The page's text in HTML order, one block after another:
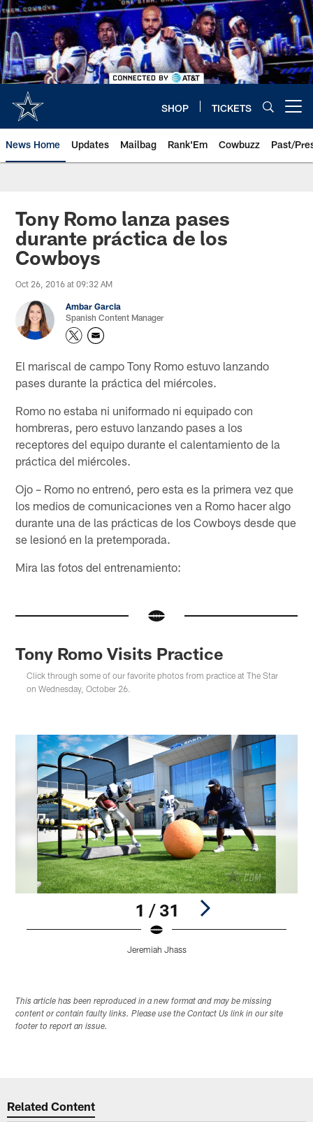
Skip
to
main
content
SHOP TICKETS
News Home Updates Mailbag Rank'Em Cowbuzz Past/
Tony Romo lanza pases
durante práctica de los
Cowboys
Oct 26, 2016 at 09:32 AM
Ambar Garcia
Spanish Content Manager
El mariscal de campo Tony Romo estuvo lanzando
pases durante la práctica del miércoles.
Romo no estaba ni uniformado ni equipado con
hombreras, pero estuvo lanzando pases a los
receptores del equipo durante el calentamiento de la
práctica del miércoles.
Ojo – Romo no entrenó, pero esta es la primera vez que
los medios de comunicaciones ven a Romo hacer algo
durante una de las prácticas de los Cowboys desde que
se lesionó en la pretemporada.
Mira las fotos del entrenamiento:
Tony Romo Visits Practice
Click through some of our favorite photos from practice at The Star
on Wednesday, October 26.
1 / 31
Jeremiah Jhass
This article has been reproduced in a new format and may be missing
content or contain faulty links. Please use the Contact Us link in our site
footer to report an issue.
Related Content